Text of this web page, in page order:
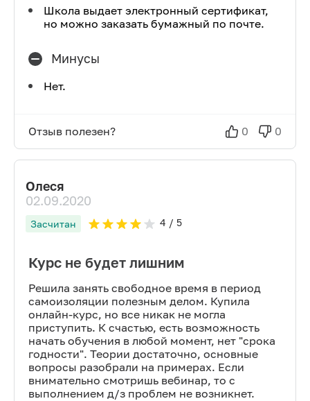
Школа выдает электронный сертификат,
но можно заказать бумажный по почте.
Минусы
Нет.
Отзыв полезен? 0 0
Олеся
02.09.2020
Засчитан 4 / 5
Курс не будет лишним
Решила занять свободное время в период
самоизоляции полезным делом. Купила
онлайн-курс, но все никак не могла
приступить. К счастью, есть возможность
начать обучения в любой момент, нет "срока
годности". Теории достаточно, основные
вопросы разобрали на примерах. Если
внимательно смотришь вебинар, то с
выполнением д/з проблем не возникнет.